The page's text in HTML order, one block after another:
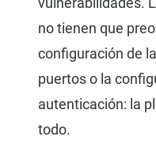
no tienen que
configuración de
puertos o la
autenticación: la
todo.